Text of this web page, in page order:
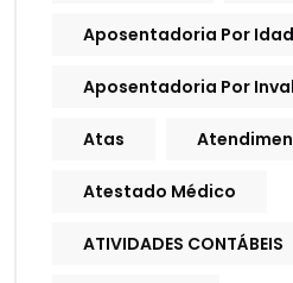
Aposentadoria Por
Aposentadoria Por
Atas
Atestado Médico
ATIVIDADES CONTÁBEIS